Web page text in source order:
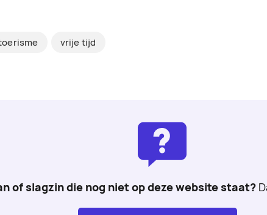
vrije tijd
of slagzin die nog niet op deze website staat?